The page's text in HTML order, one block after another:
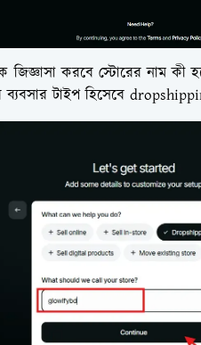
জিজ্ঞাসা করবে স্টোরের নাম
টাইপ হিসেবে